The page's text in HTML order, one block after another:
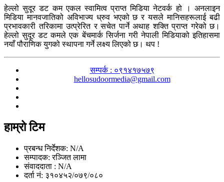
हेल्लो सुदूर डट कम एकल स्वामित्व प्राप्त मिडिया नेटवर्क हो । अनलाइन
मिडिया मानवजातिको अविभाज्य ध्रुव भएको छ र यसले मानिसहरूलाई बढी
प्रभावकारी तरिकामा उत्प्रेरित र सचेत पार्ने अथाह शक्ति प्राप्त गरेको छ।
हेल्लो सुदूर डट कमले एक बेंचमार्क सिर्जना गरी नेपाली मिडियाको इतिहासमा
नयाँ पौराणिक युगको स्थापना गर्ने लक्ष्य लिएको छ। थप !
सम्पर्क : ०९१४१७५७९
hellosudoormedia@gmail.com
हाम्रो टिम
प्रबन्ध निर्देशक: N/A
सम्पादक: रञ्जित लामा
संवाददाता : N/A
दर्ता नं: ३१०४५२/०७९/०८०